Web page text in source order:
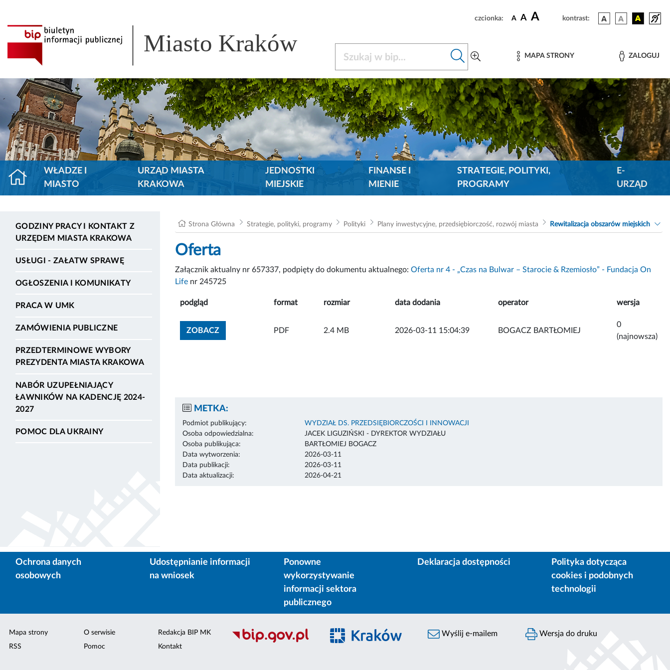
czcionka: A A A kontrast:
Miasto Kraków MAPA STRONY ZALOGUJ
WŁADZE I
MIASTO
URZĄD MIASTA
KRAKOWA
JEDNOSTKI
MIEJSKIE
FINANSE I
MIENIE
STRATEGIE, POLITYKI,
PROGRAMY
E-
URZĄD
GODZINY PRACY I KONTAKT Z
URZĘDEM MIASTA KRAKOWA
USŁUGI - ZAŁATW SPRAWĘ
OGŁOSZENIA I KOMUNIKATY
PRACA W UMK
ZAMÓWIENIA PUBLICZNE
PRZEDTERMINOWE WYBORY
PREZYDENTA MIASTA KRAKOWA
NABÓR UZUPEŁNIAJĄCY
ŁAWNIKÓW NA KADENCJĘ 2024-
2027
POMOC DLA UKRAINY
Strona Główna Strategie, polityki, programy Polityki Plany inwestycyjne, przedsiębiorczość, rozwój miasta Rewitalizacja obszarów miejskich
Oferta
Załącznik aktualny nr 657337, podpięty do dokumentu aktualnego: Oferta nr 4 - „Czas na Bulwar – Starocie & Rzemiosło” - Fundacja On
Life nr 245725
podgląd format rozmiar data dodania operator wersja
ZOBACZZOBACZ ZAŁĄCZNIK
PDF 2.4 MB 2026-03-11 15:04:39 BOGACZ BARTŁOMIEJ
0
(najnowsza)
METKA:
Podmiot publikujący:
WYDZIAŁ DS. PRZEDSIĘBIORCZOŚCI I INNOWACJI
Osoba odpowiedzialna:
JACEK LIGUZIŃSKI - DYREKTOR WYDZIAŁU
Osoba publikująca:
BARTŁOMIEJ BOGACZ
Data wytworzenia:
2026-03-11
Data publikacji:
2026-03-11
Data aktualizacji:
2026-04-21
Ochrona danych
osobowych
Udostępnianie informacji
na wniosek
Ponowne
wykorzystywanie
informacji sektora
publicznego
Deklaracja dostępności
Polityka dotycząca
cookies i podobnych
technologii
Mapa strony
RSS
O serwisie
Pomoc
Redakcja BIP MK
Kontakt
Wyślij e-mailem Wersja do druku